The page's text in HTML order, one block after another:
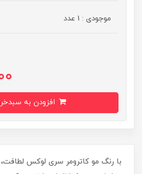
موجودی : 1 عدد
با رنگ مو کاترومر سری لوکس